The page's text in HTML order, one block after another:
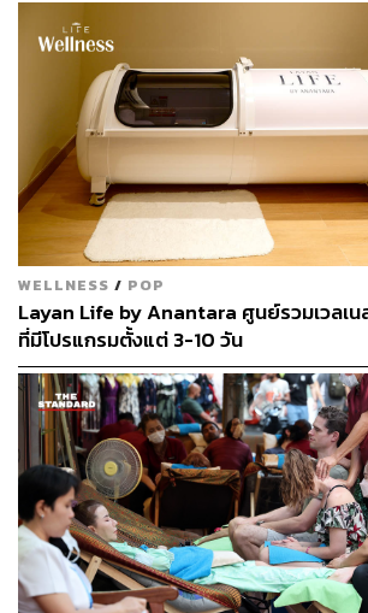
3. มาตรฐานระดับโลกจากรากฐานควา
แม้จะเป็นแบรนด์ไทยแท้ 100% แต่ชีวาศร
นานาชาติมากมาย เช่น Condé Nast
Awards, และ World’s Best Destination
สำเร็จเหล่านี้ไม่ได้มาจากดีไซน์หรือเทคโ
เท่านั้น แต่เกิดจาก ‘จิตวิญญาณแบบไทย’
บริการ อ่อนโยน ละเมียดละไม ใส่ใจในรา
WELLNESS / POP
Layan Life by Anantara ศูนย์รวมเวลเน
ที่มีโปรแกรมตั้งแต่ 3-10 วัน